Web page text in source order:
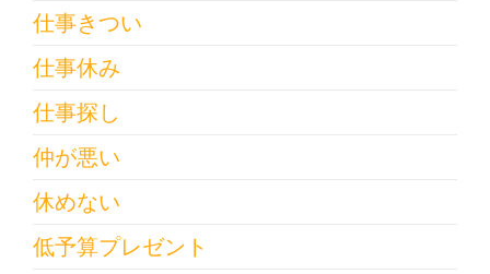
仕事きつい
仕事休み
仕事探し
仲が悪い
休めない
低予算プレゼント